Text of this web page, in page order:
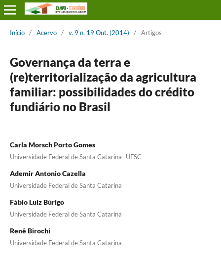
Início / Acervo / v. 9 n. 19 Out. (2014) / Artigos
Governança da terra e
(re)territorialização da agricultura
familiar: possibilidades do crédito
fundiário no Brasil
Carla Morsch Porto Gomes
Universidade Federal de Santa Catarina- UFSC
Ademir Antonio Cazella
Universidade Federal de Santa Catarina
Fábio Luiz Búrigo
Universidade Federal de Santa Catarina
Renê Birochi
Universidade Federal de Santa Catarina